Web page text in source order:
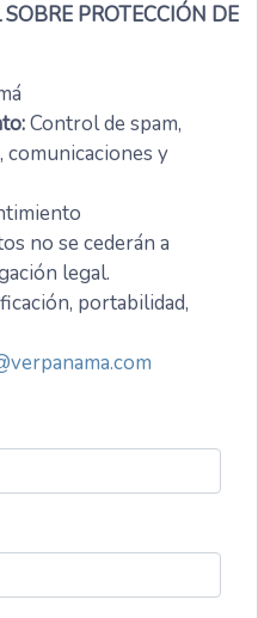
PROTECCIÓN DE
Control de spam,
y
no se cederán a
legal.
portabilidad,